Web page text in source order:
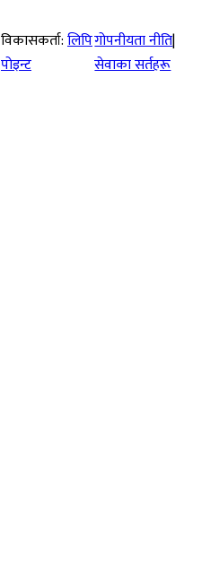
विकासकर्ता:लिपि
पोइन्ट
गोपनीयता नीति|
सेवाका सर्तहरू